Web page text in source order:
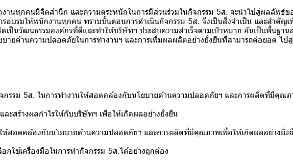
นมีจิตสำนึก และความตระหนักในการมีส่วนร่วมในกิจกรรม 5ส. จะนำไปสู่ผลลัพธ์ขอ
บรมให้พนักงานทุกคน ทราบขั้นตอนการดำเนินกิจกรรม 5ส. จึงเป็นสิ่งจำเป็น และสำคัญเ
เป็นวัฒนธรรมองค์กรที่ดีและทำให้บริษัทฯ ประสบความสำเร็จตามเป้าหมาย อันเป็นพื้นฐาน
ายด้านความปลอดภัยในการทำงานฯ และการเพิ่มผลผลิตอย่างยั่งยืนที่สามารถต่อยอด ไป
รม 5ส. ในการทำงานให้สอดคล้องกับนโยบายด้านความปลอดภัยฯ และการผลิตที่มีคุณภ
สร้างผลกำไรให้กับบริษัทฯ เพื่อให้เกิดผลอย่างยั่งยืน
อดคล้องกับนโยบายด้านความปลอดภัยฯ และการผลิตที่มีคุณภาพเพื่อให้เกิดผลอย่างยั่ง
ใช้เครื่องมือในการทำกิจกรรม 5ส.ได้อย่างถูกต้อง